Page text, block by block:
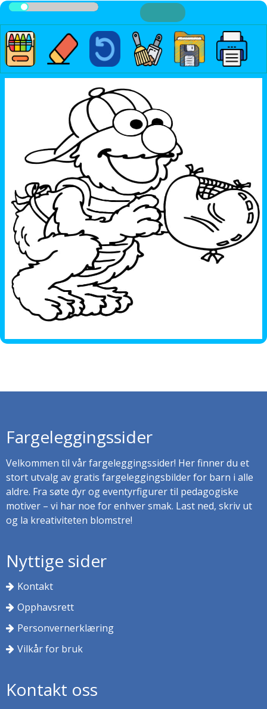
Fargeleggingssider
Velkommen til vår fargeleggingssider! Her finner du et
stort utvalg av gratis fargeleggingsbilder for barn i alle
aldre. Fra søte dyr og eventyrfigurer til pedagogiske
motiver – vi har noe for enhver smak. Last ned, skriv ut
og la kreativiteten blomstre!
Nyttige sider
Kontakt
Opphavsrett
Personvernerklæring
Vilkår for bruk
Kontakt oss